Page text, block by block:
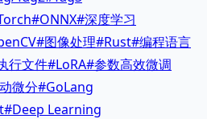
#ONNX#深度学习
#图像处理#Rust#编程语言
行文件#LoRA#参数高效微调
微分#GoLang
#Deep Learning